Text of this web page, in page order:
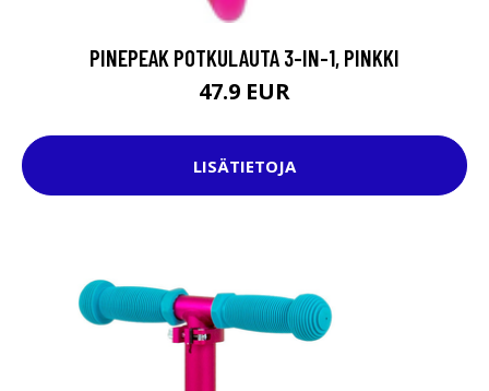
PINEPEAK POTKULAUTA 3-IN-1, PINKKI
47.9 EUR
LISÄTIETOJA